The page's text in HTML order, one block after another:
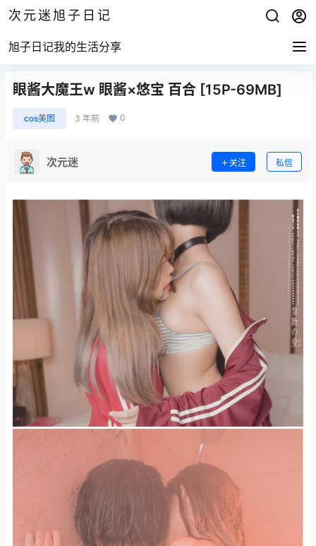
次元迷旭子日记
旭子日记我的生活分享
眼酱大魔王w 眼酱×悠宝 百合 [15P-69MB]
cos美图 3 年前 0
次元迷 关注 私信